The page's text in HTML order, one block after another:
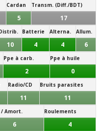
Cardan Transm. (Diff./BDT)
5 17
Batterie Alterna. Allum.
10 4 4 6
Ppe à carb. Ppe à huile
2 0
Radio/CD Bruits parasites
11 11
/ Amort. Roulements
6 4